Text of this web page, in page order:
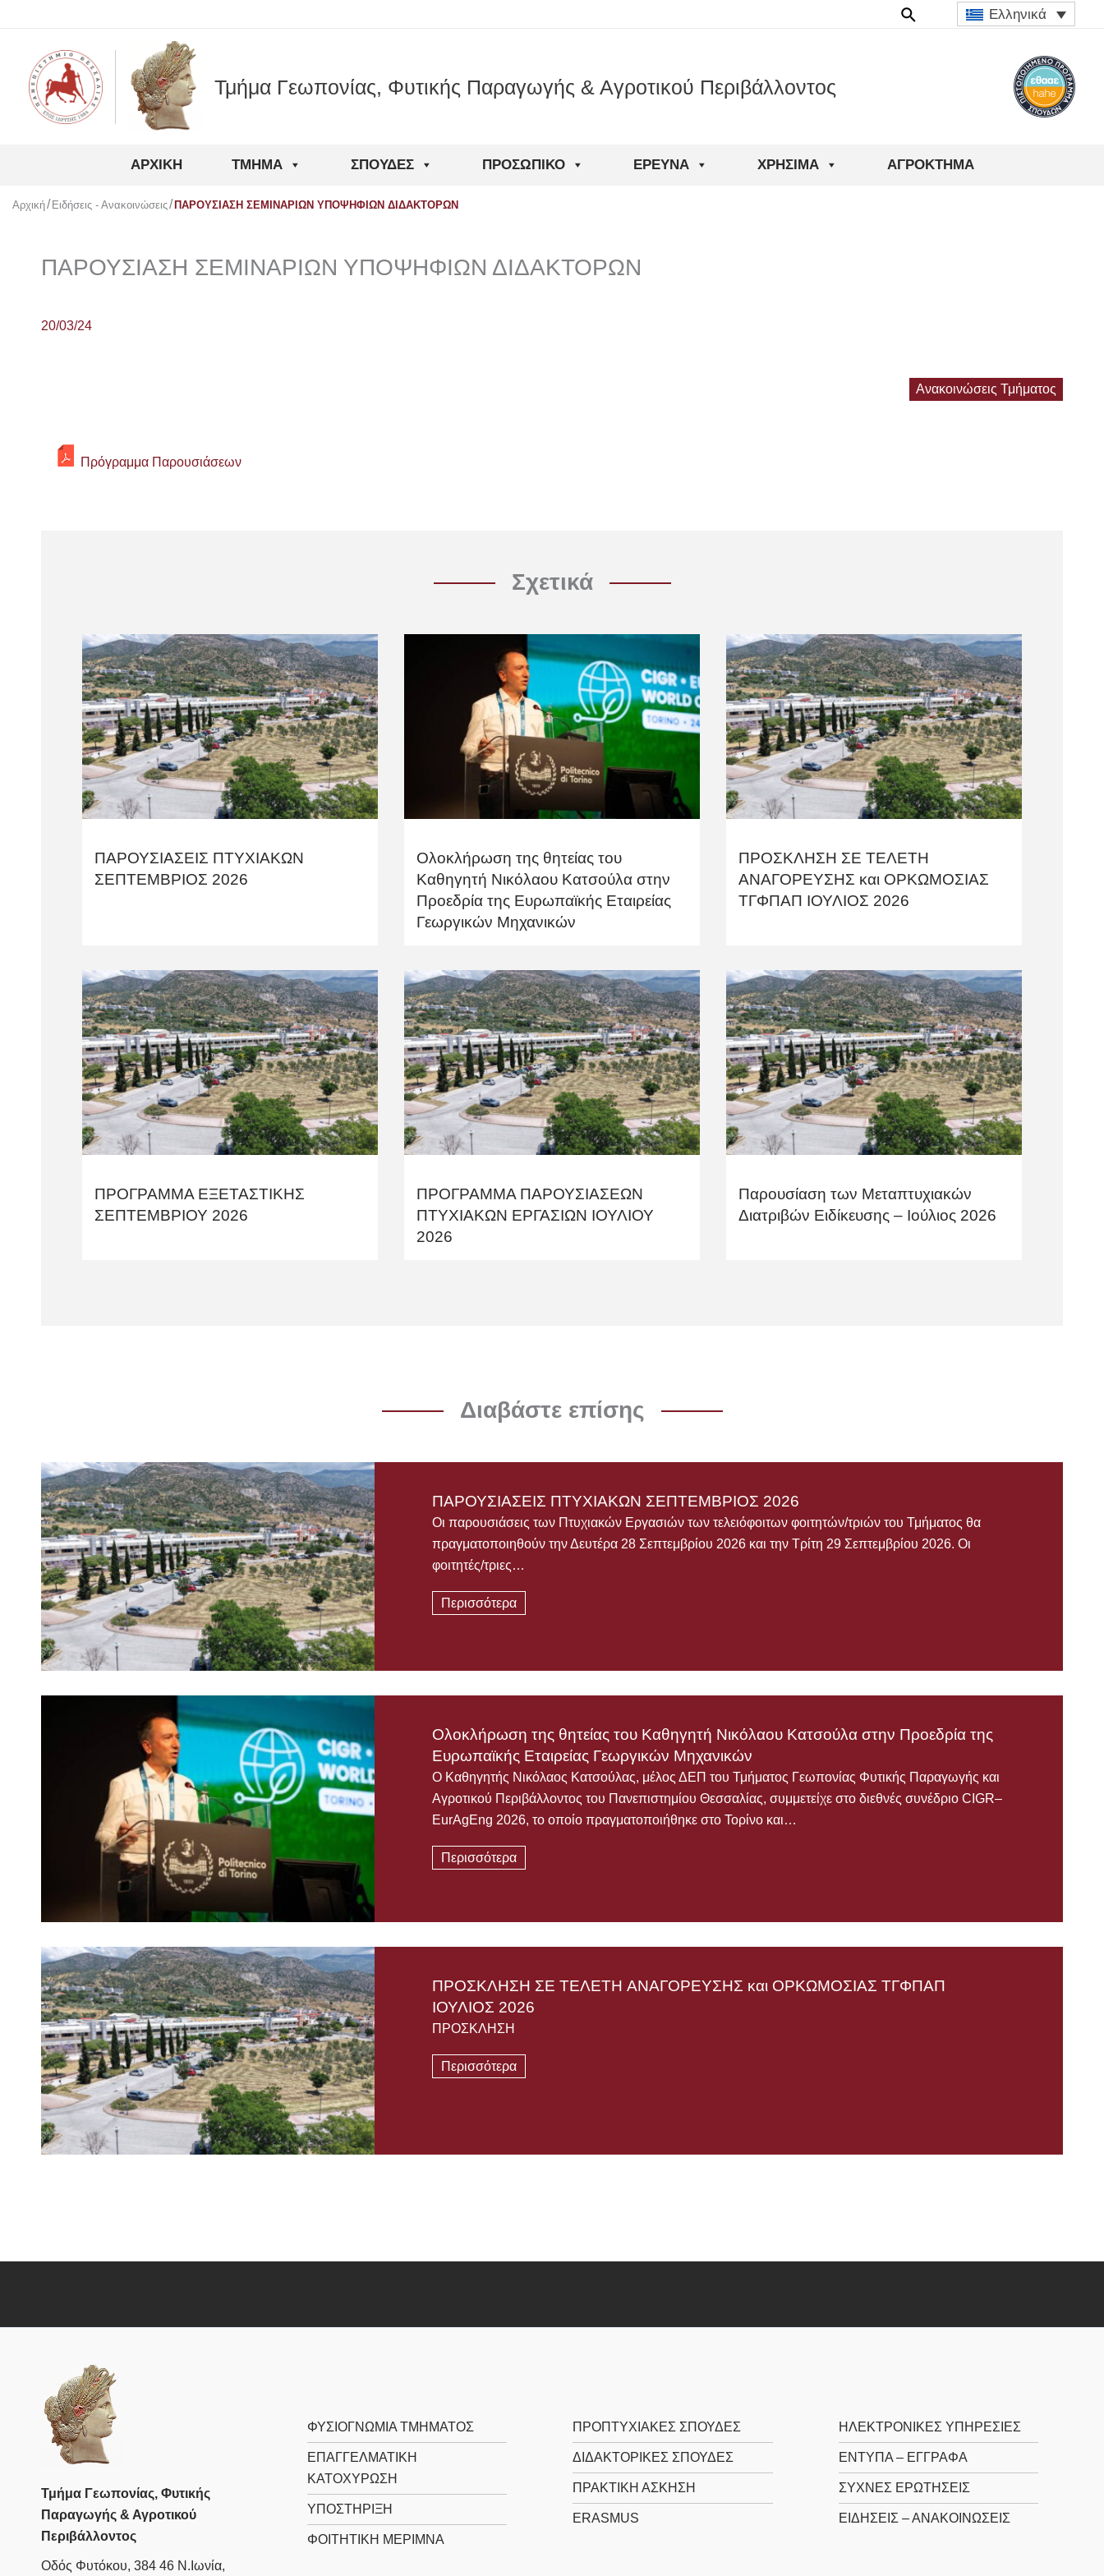
περιεχόμενο
Ελληνικά
Τμήμα Γεωπονίας, Φυτικής Παραγωγής & Αγροτικού Περιβάλλοντος
ΑΡΧΙΚΉ ΤΜΉΜΑ ΣΠΟΥΔΈΣ ΠΡΟΣΩΠΙΚΌ ΈΡΕΥΝΑ ΧΡΉΣΙΜΑ ΑΓΡΟΚΤΗΜΑ
Αρχική Ειδήσεις - Ανακοινώσεις ΠΑΡΟΥΣΙΑΣΗ ΣΕΜΙΝΑΡΙΩΝ ΥΠΟΨΗΦΙΩΝ ΔΙΔΑΚΤΟΡΩΝ
ΠΑΡΟΥΣΙΑΣΗ ΣΕΜΙΝΑΡΙΩΝ ΥΠΟΨΗΦΙΩΝ ΔΙΔΑΚΤΟΡΩΝ
20/03/24
Ανακοινώσεις Τμήματος
Πρόγραμμα Παρουσιάσεων
Σχετικά
ΠΑΡΟΥΣΙΑΣΕΙΣ ΠΤΥΧΙΑΚΩΝ
ΣΕΠΤΕΜΒΡΙΟΣ 2026
Ολοκλήρωση της θητείας του
Καθηγητή Νικόλαου Κατσούλα στην
Προεδρία της Ευρωπαϊκής Εταιρείας
Γεωργικών Μηχανικών
ΠΡΟΣΚΛΗΣΗ ΣΕ ΤΕΛΕΤΗ
AΝΑΓΟΡΕΥΣΗΣ και ΟΡΚΩΜΟΣΙΑΣ
TΓΦΠΑΠ ΙΟΥΛΙΟΣ 2026
ΠΡΟΓΡΑΜΜΑ ΕΞΕΤΑΣΤΙΚΗΣ
ΣΕΠΤΕΜΒΡΙΟΥ 2026
ΠΡΟΓΡΑΜΜΑ ΠΑΡΟΥΣΙΑΣΕΩΝ
ΠΤΥΧΙΑΚΩΝ ΕΡΓΑΣΙΩΝ ΙΟΥΛΙΟΥ
2026
Παρουσίαση των Μεταπτυχιακών
Διατριβών Ειδίκευσης – Ιούλιος 2026
Διαβάστε επίσης
ΠΑΡΟΥΣΙΑΣΕΙΣ ΠΤΥΧΙΑΚΩΝ ΣΕΠΤΕΜΒΡΙΟΣ 2026
Οι παρουσιάσεις των Πτυχιακών Εργασιών των τελειόφοιτων φοιτητών/τριών του Τμήματος θα
πραγματοποιηθούν την Δευτέρα 28 Σεπτεμβρίου 2026 και την Τρίτη 29 Σεπτεμβρίου 2026. Οι
φοιτητές/τριες…
Περισσότερα
Ολοκλήρωση της θητείας του Καθηγητή Νικόλαου Κατσούλα στην Προεδρία της
Ευρωπαϊκής Εταιρείας Γεωργικών Μηχανικών
Ο Καθηγητής Νικόλαος Κατσούλας, μέλος ΔΕΠ του Τμήματος Γεωπονίας Φυτικής Παραγωγής και
Αγροτικού Περιβάλλοντος του Πανεπιστημίου Θεσσαλίας, συμμετείχε στο διεθνές συνέδριο CIGR–
EurAgEng 2026, το οποίο πραγματοποιήθηκε στο Τορίνο και…
Περισσότερα
ΠΡΟΣΚΛΗΣΗ ΣΕ ΤΕΛΕΤΗ AΝΑΓΟΡΕΥΣΗΣ και ΟΡΚΩΜΟΣΙΑΣ TΓΦΠΑΠ
ΙΟΥΛΙΟΣ 2026
ΠΡΟΣΚΛΗΣΗ
Περισσότερα
Τμήμα Γεωπονίας, Φυτικής
Παραγωγής & Αγροτικού
Περιβάλλοντος
Οδός Φυτόκου, 384 46 Ν.Ιωνία,
ΦΥΣΙΟΓΝΩΜΙΑ ΤΜΗΜΑΤΟΣ
ΕΠΑΓΓΕΛΜΑΤΙΚΗ
ΚΑΤΟΧΥΡΩΣΗ
ΥΠΟΣΤΗΡΙΞΗ
ΦΟΙΤΗΤΙΚΗ ΜΕΡΙΜΝΑ
ΠΡΟΠΤΥΧΙΑΚΕΣ ΣΠΟΥΔΕΣ
ΔΙΔΑΚΤΟΡΙΚΕΣ ΣΠΟΥΔΕΣ
ΠΡΑΚΤΙΚΗ ΑΣΚΗΣΗ
ERASMUS
ΗΛΕΚΤΡΟΝΙΚΕΣ ΥΠΗΡΕΣΙΕΣ
ΕΝΤΥΠΑ – ΕΓΓΡΑΦΑ
ΣΥΧΝΕΣ ΕΡΩΤΗΣΕΙΣ
ΕΙΔΗΣΕΙΣ – ΑΝΑΚΟΙΝΩΣΕΙΣ